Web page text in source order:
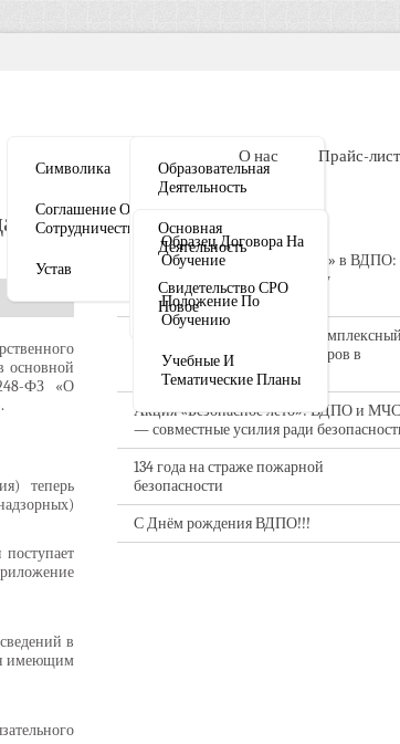
Символика
Соглашение О
Сотрудничестве
Устав
Образовательная
Деятельность
Образец Договора На
Обучение
Положение По
Обучению
Учебные И
Тематические Планы
Основная
Деятельность
Свидетельство СРО
Новое
О нас Прайс-лист
основной
ФЗ «О
теперь
в
имеющим
Наша деятельность
🔥 Визит «Движения Первых» в ВДПО:
от волонтёрства к пожарному
добровольчеству
Пожарная техника и игры: комплексный
подход к профилактике пожаров в
Миллеровском районе
Акция «Безопасное лето»: ВДПО и МЧС
— совместные усилия ради
134 года на страже пожарной
безопасности
С Днём рождения ВДПО!!!